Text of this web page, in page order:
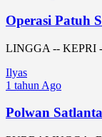
Operasi Patuh
LINGGA -- KEPRI
Ilyas
1 tahun Ago
Polwan